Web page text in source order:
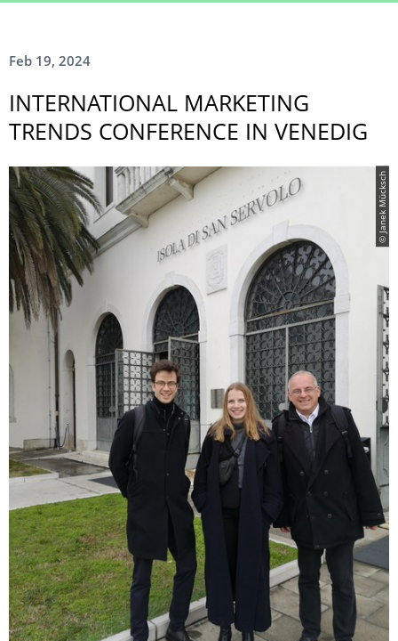
Feb 19, 2024
INTERNATIONAL MARKETING
TRENDS CONFERENCE IN VENEDIG
© Janek Mücksch